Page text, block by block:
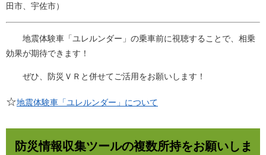
田市、宇佐市）
地震体験車「ユレルンダー」の乗車前に視聴することで、相乗
効果が期待できます！
ぜひ、防災ＶＲと併せてご活用をお願いします！
☆地震体験車「ユレルンダー」について
防災情報収集ツールの複数所持をお願いしま